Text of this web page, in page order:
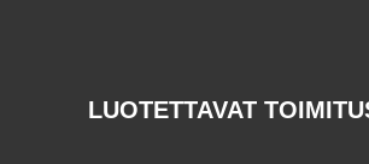
LUOTETTAVAT